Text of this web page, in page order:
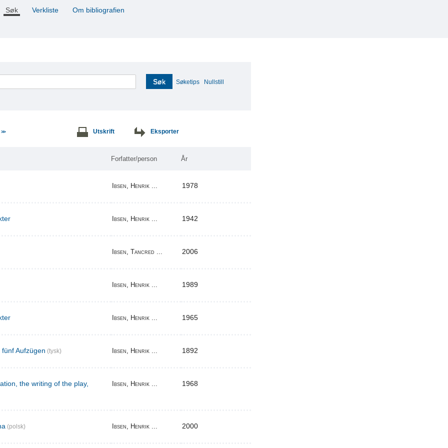
Søk Verkliste Om bibliografien
Søk Søketips Nullstill
>> Utskrift Eksporter
Forfatter/person År
Ibsen, Henrik ... 1978
Ibsen, Henrik ... 1942
Ibsen, Tancred ... 2006
Ibsen, Henrik ... 1989
Ibsen, Henrik ... 1965
Aufzügen (tysk) Ibsen, Henrik ... 1892
the writing of the play, Ibsen, Henrik ... 1968
(polsk) Ibsen, Henrik ... 2000